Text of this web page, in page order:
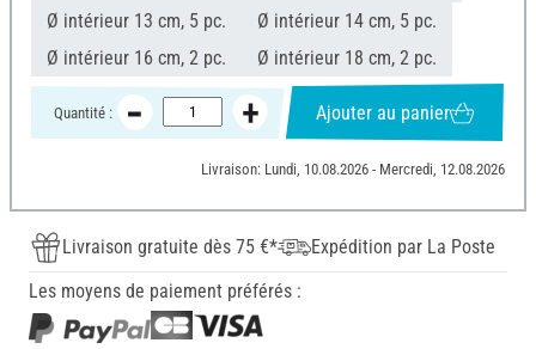
Ø intérieur 13 cm, 5 pc.
Ø intérieur 14 cm, 5 pc.
Ø intérieur 16 cm, 2 pc.
Ø intérieur 18 cm, 2 pc.
Quantité : Ajouter au panier
Livraison: Lundi, 10.08.2026 - Mercredi, 12.08.2026
Livraison gratuite dès 75 €*
Expédition par La Poste
Les moyens de paiement préférés :